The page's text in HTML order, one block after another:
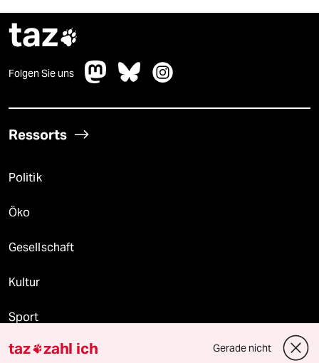
taz
Folgen Sie uns
Ressorts
Politik
Öko
Gesellschaft
Kultur
Sport
Berlin
taz zahl ich Gerade nicht